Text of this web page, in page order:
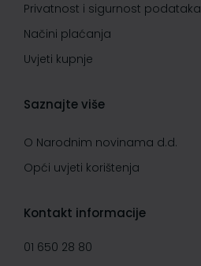
Privatnost i sigurnost podataka
Načini plaćanja
Uvjeti kupnje
Saznajte više
O Narodnim novinama d.d.
Opći uvjeti korištenja
Kontakt informacije
01 650 28 80